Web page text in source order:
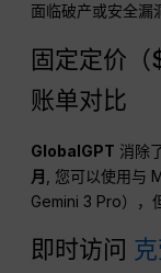
面临破产或安全漏
固定定价
账单对比
GlobalGPT 消除
月
, 您可以使用与
Gemini 3 Pro），
即时访问